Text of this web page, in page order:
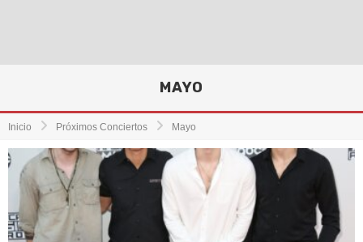
MAYO
Inicio Próximos Conciertos Mayo